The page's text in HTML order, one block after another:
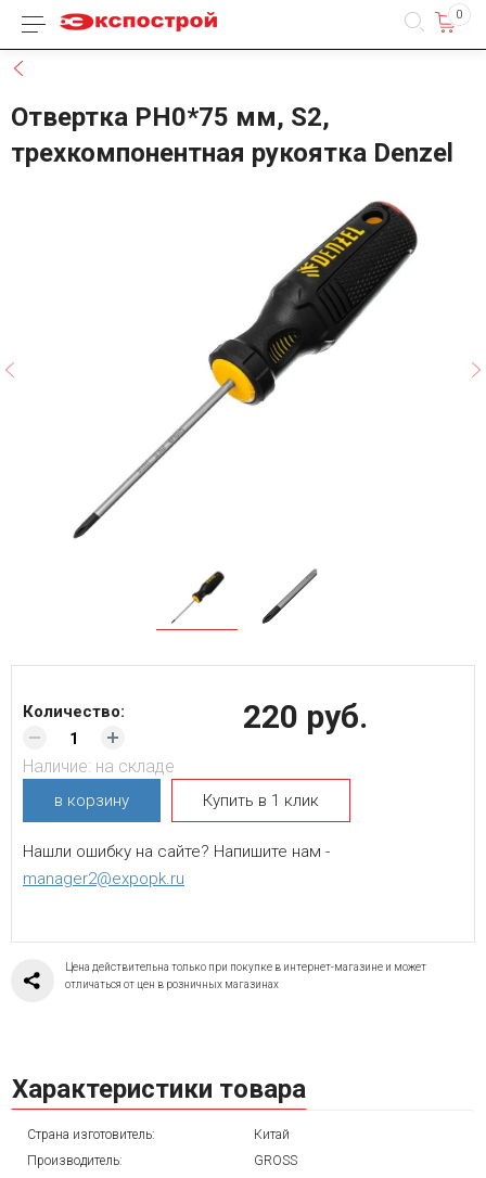
Каталог товаров 0
Отвертка PH0*75 мм, S2,
трехкомпонентная рукоятка Denzel
220 руб.
Количество:
Наличие: на складе
в корзину Купить в 1 клик
Нашли ошибку на сайте? Напишите нам -
manager2@expopk.ru
Цена действительна только при покупке в интернет-магазине и может
отличаться от цен в розничных магазинах
Характеристики товара
Страна изготовитель:
Китай
Производитель:
GROSS